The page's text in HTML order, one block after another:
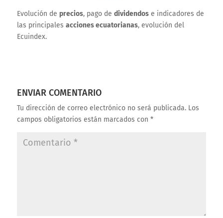
Evolución de precios, pago de dividendose indicadores de
las principales acciones ecuatorianas, evolución del
Ecuindex.
ENVIAR COMENTARIO
Tu dirección de correo electrónico no será publicada. Los
campos obligatorios están marcados con *